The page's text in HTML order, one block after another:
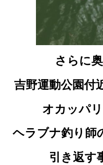
さらに
吉野運動公園付
オカッパ
ヘラブナ釣り師
引き返す